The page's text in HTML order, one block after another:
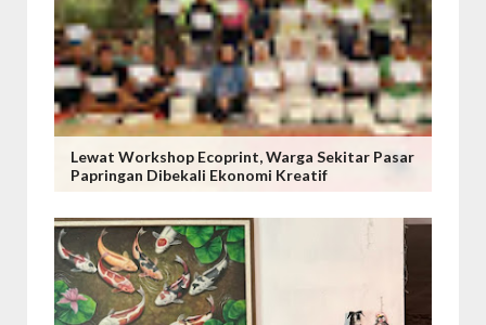
Lewat Workshop Ecoprint, Warga Sekitar Pasar
Papringan Dibekali Ekonomi Kreatif